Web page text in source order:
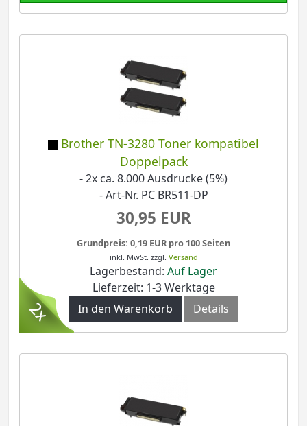
Brother TN-3280 Toner kompatibel
Doppelpack
- 2x ca. 8.000 Ausdrucke (5%)
- Art-Nr. PC BR511-DP
30,95 EUR
Grundpreis: 0,19 EUR pro 100 Seiten
inkl. MwSt. zzgl. Versand
Lagerbestand: Auf Lager
Lieferzeit: 1-3 Werktage
In den Warenkorb
Details